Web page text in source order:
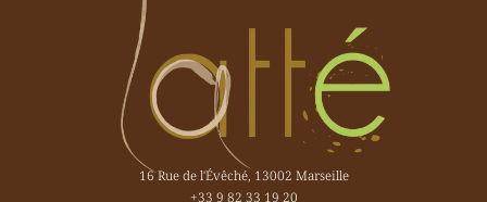
16 Rue de l'Évêché, 13002 Marseille
+33 9 82 33 19 20